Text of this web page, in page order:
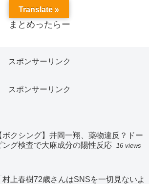
まとめったらー
スポンサーリンク
スポンサーリンク
ボクシング】井岡一翔、薬物違反？ドー
ング検査で大麻成分の陽性反応
16 views
村上春樹72歳さんはSNSを一切見ないよ
Translate »